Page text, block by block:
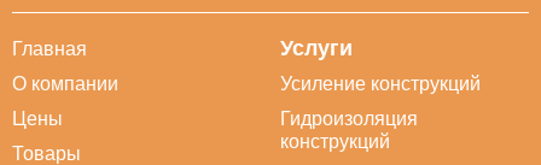
Главная
О компании
Цены
Товары
Услуги
Усиление конструкций
Гидроизоляция
конструкций